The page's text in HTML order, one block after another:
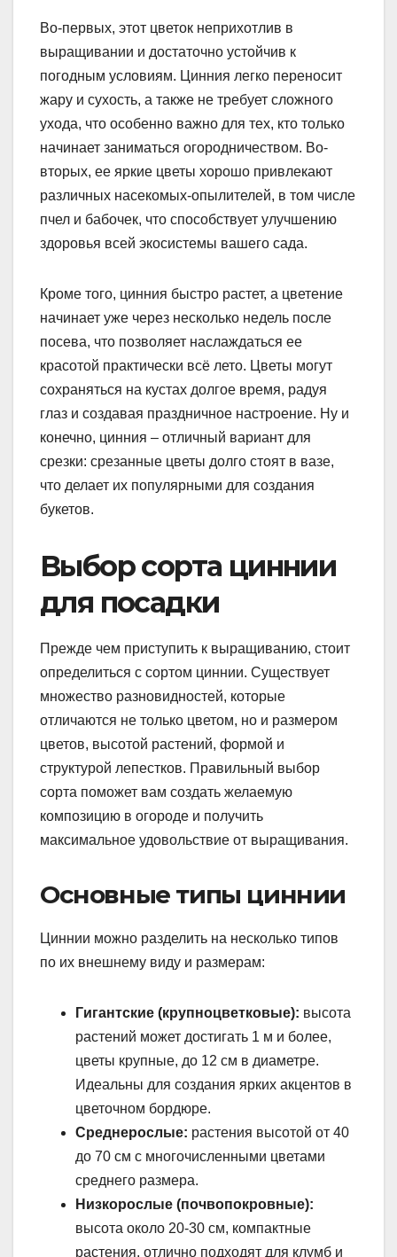
Во-первых, этот цветок неприхотлив в
выращивании и достаточно устойчив к
погодным условиям. Цинния легко переносит
жару и сухость, а также не требует сложного
ухода, что особенно важно для тех, кто только
начинает заниматься огородничеством. Во-
вторых, ее яркие цветы хорошо привлекают
различных насекомых-опылителей, в том числе
пчел и бабочек, что способствует улучшению
здоровья всей экосистемы вашего сада.
Кроме того, цинния быстро растет, а цветение
начинает уже через несколько недель после
посева, что позволяет наслаждаться ее
красотой практически всё лето. Цветы могут
сохраняться на кустах долгое время, радуя
глаз и создавая праздничное настроение. Ну и
конечно, цинния – отличный вариант для
срезки: срезанные цветы долго стоят в вазе,
что делает их популярными для создания
букетов.
Выбор сорта циннии
для посадки
Прежде чем приступить к выращиванию, стоит
определиться с сортом циннии. Существует
множество разновидностей, которые
отличаются не только цветом, но и размером
цветов, высотой растений, формой и
структурой лепестков. Правильный выбор
сорта поможет вам создать желаемую
композицию в огороде и получить
максимальное удовольствие от выращивания.
Основные типы циннии
Циннии можно разделить на несколько типов
по их внешнему виду и размерам:
Гигантские (крупноцветковые): высота
растений может достигать 1 м и более,
цветы крупные, до 12 см в диаметре.
Идеальны для создания ярких акцентов в
цветочном бордюре.
Среднерослые: растения высотой от 40
до 70 см с многочисленными цветами
среднего размера.
Низкорослые (почвопокровные):
высота около 20-30 см, компактные
растения, отлично подходят для клумб и